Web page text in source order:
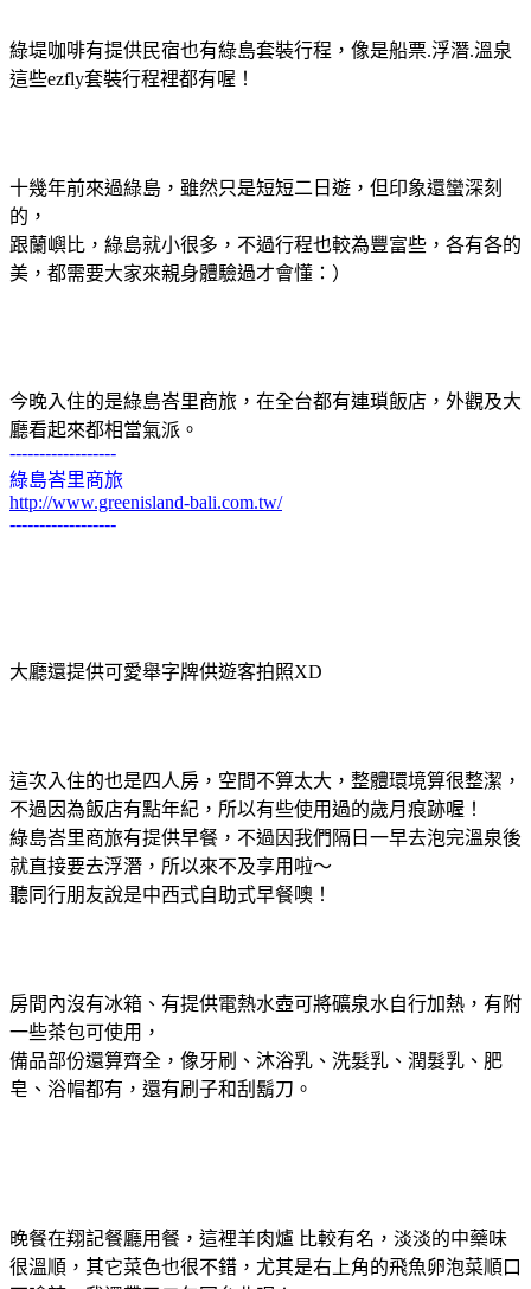
綠堤咖啡有提供民宿也有綠島套裝行程，像是船票.浮潛.溫泉
這些ezfly套裝行程裡都有喔！
十幾年前來過綠島，雖然只是短短二日遊，但印象還蠻深刻
的，
跟蘭嶼比，綠島就小很多，不過行程也較為豐富些，各有各的
美，都需要大家來親身體驗過才會懂：）
今晚入住的是綠島峇里商旅，在全台都有連瑣飯店，外觀及大
廳看起來都相當氣派。
------------------
綠島峇里商旅
http://www.greenisland-bali.com.tw/
------------------
大廳還提供可愛舉字牌供遊客拍照XD
這次入住的也是四人房，空間不算太大，整體環境算很整潔，
不過因為飯店有點年紀，所以有些使用過的歲月痕跡喔！
綠島峇里商旅有提供早餐，不過因我們隔日一早去泡完溫泉後
就直接要去浮潛，所以來不及享用啦～
聽同行朋友說是中西式自助式早餐噢！
房間內沒有冰箱、有提供電熱水壺可將礦泉水自行加熱，有附
一些茶包可使用，
備品部份還算齊全，像牙刷、沐浴乳、洗髮乳、潤髮乳、肥
皂、浴帽都有，還有刷子和刮鬍刀。
晚餐在翔記餐廳用餐，這裡羊肉爐 比較有名，淡淡的中藥味
很溫順，其它菜色也很不錯，尤其是右上角的飛魚卵泡菜順口